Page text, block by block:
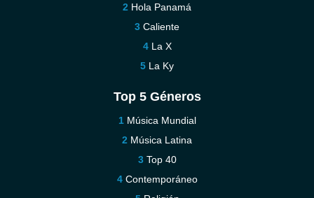
Hola Panamá
Caliente
La X
La Ky
Top 5 Géneros
Música Mundial
Música Latina
Top 40
Contemporáneo